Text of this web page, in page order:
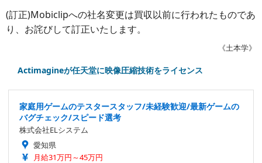
(訂正)Mobiclipへの社名変更は買収以前に行われたものであ
り、お詫びして訂正いたします。
《土本学》
Actimagineが任天堂に映像圧縮技術をライセンス
家庭用ゲームのテスタースタッフ/未経験歓迎/最新ゲームの
バグチェック/スピード選考
株式会社ELシステム
愛知県
月給31万円～45万円